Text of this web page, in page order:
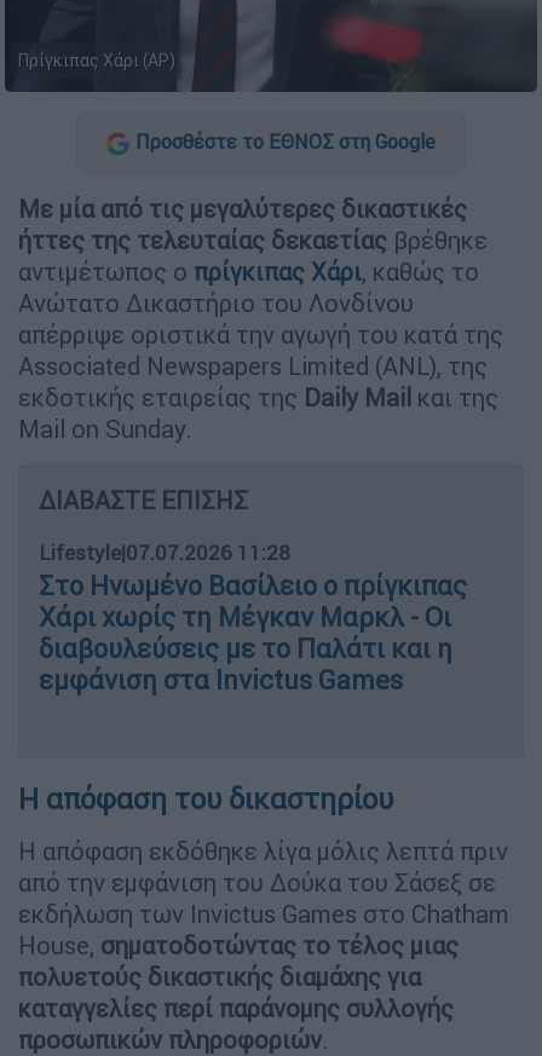
Πρίγκιπας Χάρι (AP)
Προσθέστε το ΕΘΝΟΣ στη Google
Με μία από τις μεγαλύτερες δικαστικές
ήττες της τελευταίας δεκαετίας βρέθηκε
αντιμέτωπος ο πρίγκιπας Χάρι, καθώς το
Ανώτατο Δικαστήριο του Λονδίνου
απέρριψε οριστικά την αγωγή του κατά της
Associated Newspapers Limited (ANL), της
εκδοτικής εταιρείας της Daily Mail και της
Mail on Sunday.
ΔΙΑΒΑΣΤΕ ΕΠΙΣΗΣ
Lifestyle|07.07.2026 11:28
Στο Ηνωμένο Βασίλειο ο πρίγκιπας
Χάρι χωρίς τη Μέγκαν Μαρκλ - Οι
διαβουλεύσεις με το Παλάτι και η
εμφάνιση στα Invictus Games
Η απόφαση του δικαστηρίου
Η απόφαση εκδόθηκε λίγα μόλις λεπτά πριν
από την εμφάνιση του Δούκα του Σάσεξ σε
εκδήλωση των Invictus Games στο Chatham
House, σηματοδοτώντας το τέλος μιας
πολυετούς δικαστικής διαμάχης για
καταγγελίες περί παράνομης συλλογής
προσωπικών πληροφοριών.